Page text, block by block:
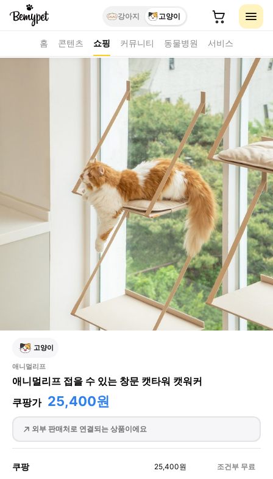
강아지 고양이
홈 콘텐츠 쇼핑 커뮤니티 동물병원 서비스
고양이
애니멀리프
애니멀리프 접을 수 있는 창문 캣타워 캣워커
쿠팡가 25,400원
외부 판매처로 연결되는 상품이에요
쿠팡 25,400원 조건부 무료